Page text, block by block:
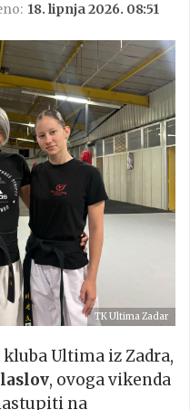
18. lipnja 2026. 08:51
TK Ultima Zadar
Ultima iz Zadra,
, ovoga vikenda
na